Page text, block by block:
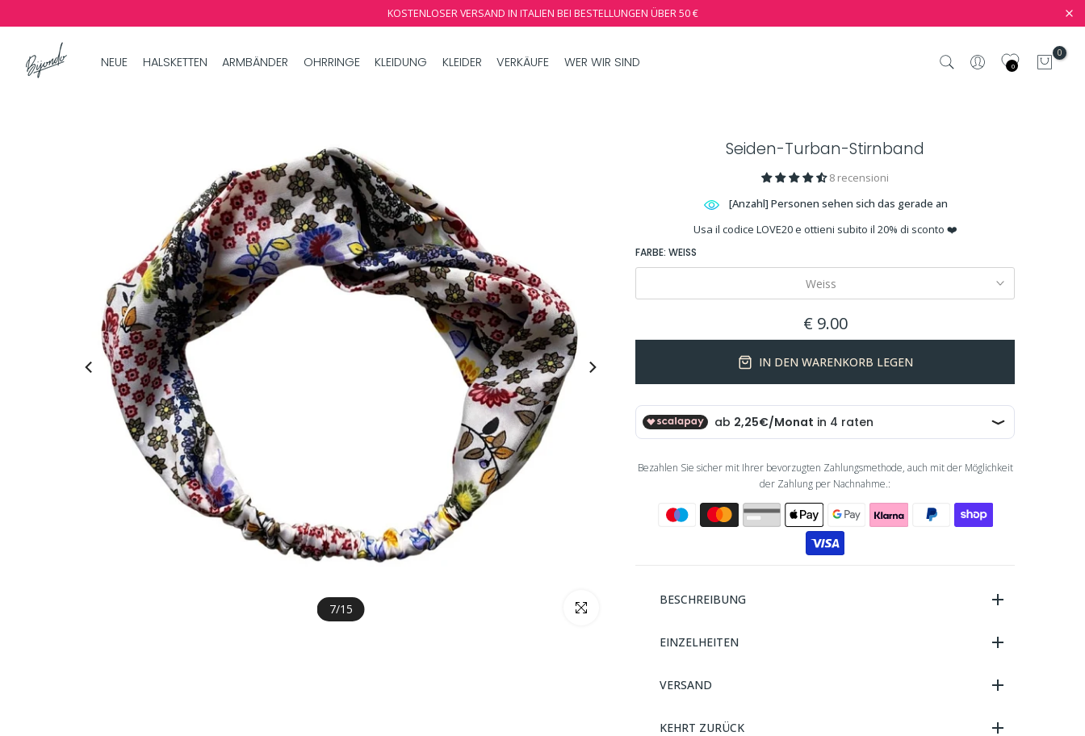
KOSTENLOSER VERSAND IN ITALIEN BEI BESTELLUNGEN ÜBER 50 €
NEUE HALSKETTEN ARMBÄNDER OHRRINGE KLEIDUNG KLEIDER VERKÄUFE WER WIR SIND 0
0
7/15 klicken um zu vergrößern
Seiden-Turban-Stirnband
8 recensioni
[Anzahl] Personen sehen sich das gerade an
Usa il codice LOVE20 e ottieni subito il 20% di sconto ❤️
FARBE: WEISS
Weiss
€ 9.00
IN DEN WARENKORB LEGEN
Bezahlen Sie sicher mit Ihrer bevorzugten Zahlungsmethode, auch mit der Möglichkeit
der Zahlung per Nachnahme.:
BESCHREIBUNG
EINZELHEITEN
VERSAND
KEHRT ZURÜCK